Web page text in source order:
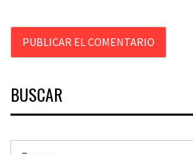
BUSCAR